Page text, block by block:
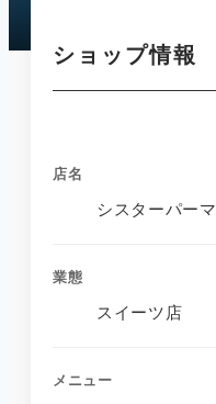
ショップ情報
店名
シスターパーマ
業態
スイーツ店
メニュー